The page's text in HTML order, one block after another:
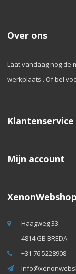
Over ons
Laat vandaag nog de
werkplaats . Of bel
Klantenservice
Mijn account
Haagweg 33
4814 GB BREDA
+31 76 5228908